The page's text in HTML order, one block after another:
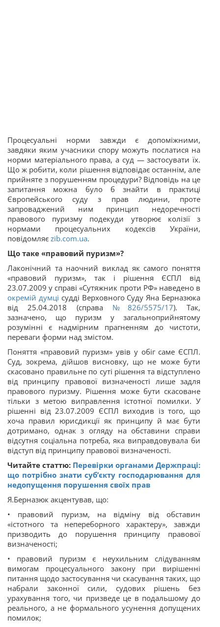
Процесуальні норми завжди є допоміжними,
завдяки яким учасники спору можуть послатися на
норми матеріального права, а суд — застосувати їх.
Що ж робити, коли рішення відповідає останнім, але
прийняте з порушенням процедури? Відповідь на це
запитання можна було б знайти в практиці
Європейського суду з прав людини, проте
запроваджений ним принцип недоречності
правового пуризму подекуди утворює колізії з
нормами процесуальних кодексів України,
повідомляє zib.com.ua.
Що таке «правовий пуризм»?
Лаконічний та наочний виклад як самого поняття
«правовий пуризм», так і рішення ЄСПЛ від
23.07.2009 у справі «Сутяжник проти РФ» наведено в
окремій думці судді Верховного Суду Яна Берназюка
від 25.04.2018 (справа №826/5575/17). Так,
зазначено, що пуризм у загальноприйнятому
розумінні є надмірним прагненням до чистоти,
переваги форми над змістом.
Поняття «правовий пуризм» увів у обіг саме ЄСПЛ.
Суд, зокрема, дійшов висновку, що не може бути
скасовано правильне по суті рішення та відступлено
від принципу правової визначеності лише задля
правового пуризму. Рішення може бути скасоване
тільки з метою виправлення істотної помилки. У
рішенні від 23.07.2009 ЄСПЛ виходив із того, що
хоча правил юрисдикції як принципу й має бути
дотримано, однак з огляду на обставини справи
відсутня соціальна потреба, яка виправдовувала би
відступ від принципу правової визначеності.
Читайте статтю: Перевірки органами Держпраці:
що потрібно знати суб’єкту господарювання для
недопущення порушення своїх прав
Я.Берназюк акцентував, що:
• правовий пуризм, на відміну від обставин
«істотного та непереборного характеру», завжди
призводить до порушення принципу правової
визначеності;
• правовий пуризм є неухильним слідуванням
вимогам процесуального закону при вирішенні
питання щодо застосування чи скасування таких, що
набрали законної сили, судових рішень без
урахування того, чи призведе це в подальшому до
реального, а не формального усунення допущених
помилок;